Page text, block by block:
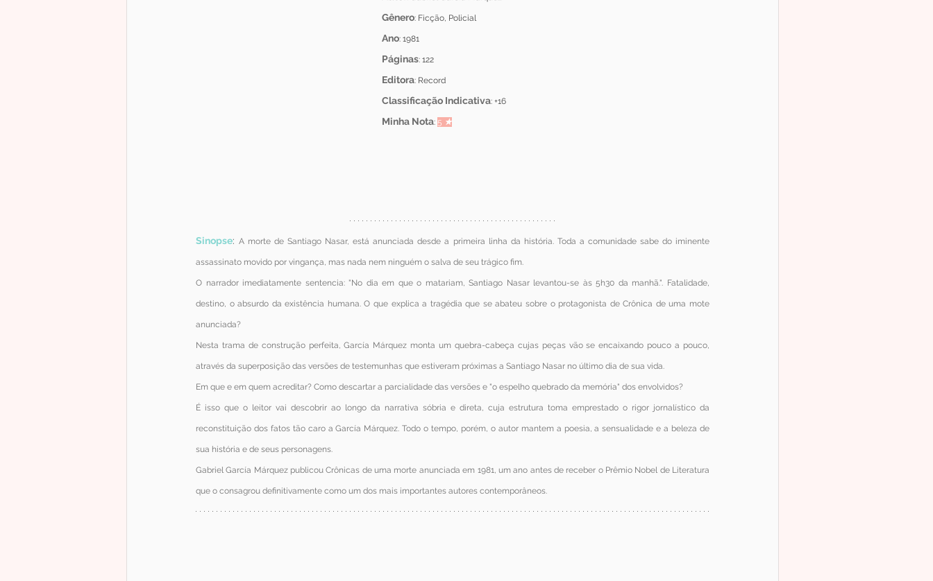
Gênero: Ficção, Policial
Ano: 1981
Páginas: 122
Editora: Record
Classificação Indicativa: +16
Minha Nota: 5 ★
Sinopse: A morte de Santiago Nasar, está anunciada desde a primeira linha da história. Toda a comunidade sabe do iminente
assassinato movido por vingança, mas nada nem ninguém o salva de seu trágico fim.
O narrador imediatamente sentencia: "No dia em que o matariam, Santiago Nasar levantou-se às 5h30 da manhã.". Fatalidade,
destino, o absurdo da existência humana. O que explica a tragédia que se abateu sobre o protagonista de Crônica de uma mote
anunciada?
Nesta trama de construção perfeita, García Márquez monta um quebra-cabeça cujas peças vão se encaixando pouco a pouco,
através da superposição das versões de testemunhas que estiveram próximas a Santiago Nasar no último dia de sua vida.
Em que e em quem acreditar? Como descartar a parcialidade das versões e "o espelho quebrado da memória" dos envolvidos?
É isso que o leitor vai descobrir ao longo da narrativa sóbria e direta, cuja estrutura toma emprestado o rigor jornalístico da
reconstituição dos fatos tão caro a García Márquez. Todo o tempo, porém, o autor mantem a poesia, a sensualidade e a beleza de
sua história e de seus personagens.
Gabriel García Márquez publicou Crônicas de uma morte anunciada em 1981, um ano antes de receber o Prêmio Nobel de Literatura
que o consagrou definitivamente como um dos mais importantes autores contemporâneos.